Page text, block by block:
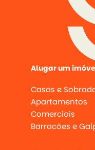
Alugar um
Casas e
Apartamentos
Comerciais
Barracões e